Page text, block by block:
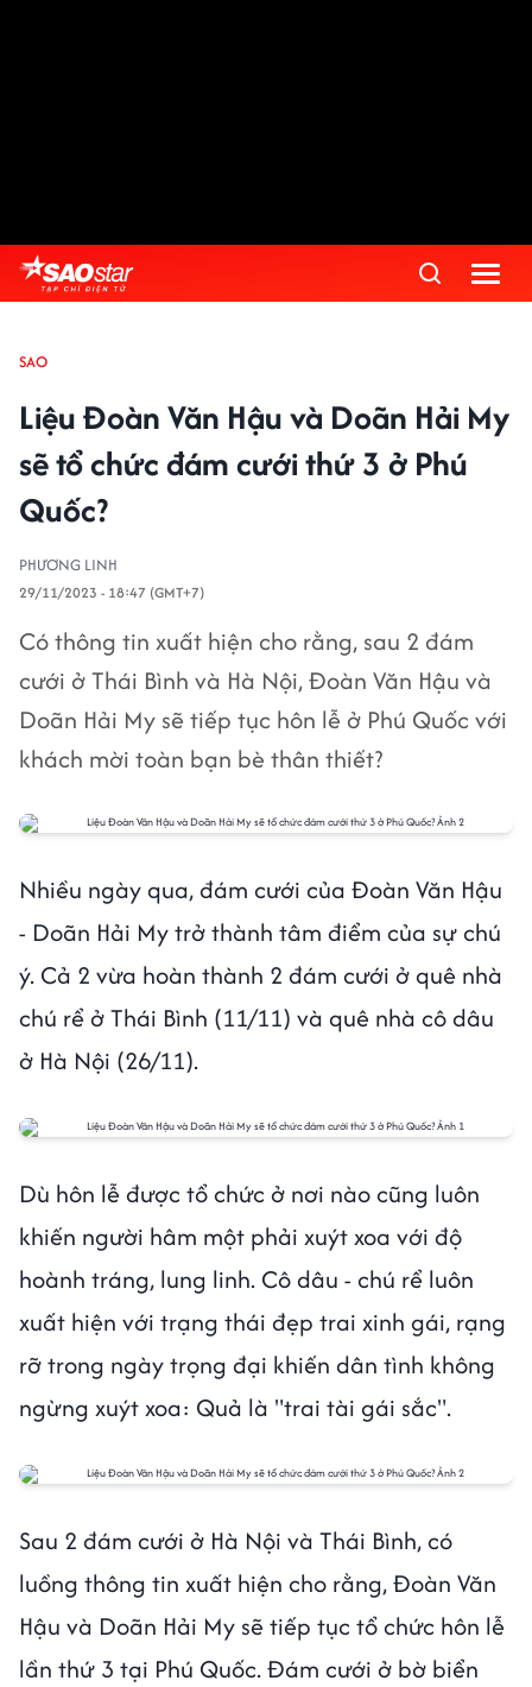
SAO
Liệu Đoàn Văn Hậu và Doãn Hải My
sẽ tổ chức đám cưới thứ 3 ở Phú
Quốc?
PHƯƠNG LINH
29/11/2023 - 18:47 (GMT+7)
Có thông tin xuất hiện cho rằng, sau 2 đám
cưới ở Thái Bình và Hà Nội, Đoàn Văn Hậu và
Doãn Hải My sẽ tiếp tục hôn lễ ở Phú Quốc với
khách mời toàn bạn bè thân thiết?
Nhiều ngày qua, đám cưới của Đoàn Văn Hậu
- Doãn Hải My trở thành tâm điểm của sự chú
ý. Cả 2 vừa hoàn thành 2 đám cưới ở quê nhà
chú rể ở Thái Bình (11/11) và quê nhà cô dâu
ở Hà Nội (26/11).
Dù hôn lễ được tổ chức ở nơi nào cũng luôn
khiến người hâm một phải xuýt xoa với độ
hoành tráng, lung linh. Cô dâu - chú rể luôn
xuất hiện với trạng thái đẹp trai xinh gái, rạng
rỡ trong ngày trọng đại khiến dân tình không
ngừng xuýt xoa: Quả là "trai tài gái sắc".
Sau 2 đám cưới ở Hà Nội và Thái Bình, có
luồng thông tin xuất hiện cho rằng, Đoàn Văn
Hậu và Doãn Hải My sẽ tiếp tục tổ chức hôn lễ
lần thứ 3 tại Phú Quốc. Đám cưới ở bờ biển